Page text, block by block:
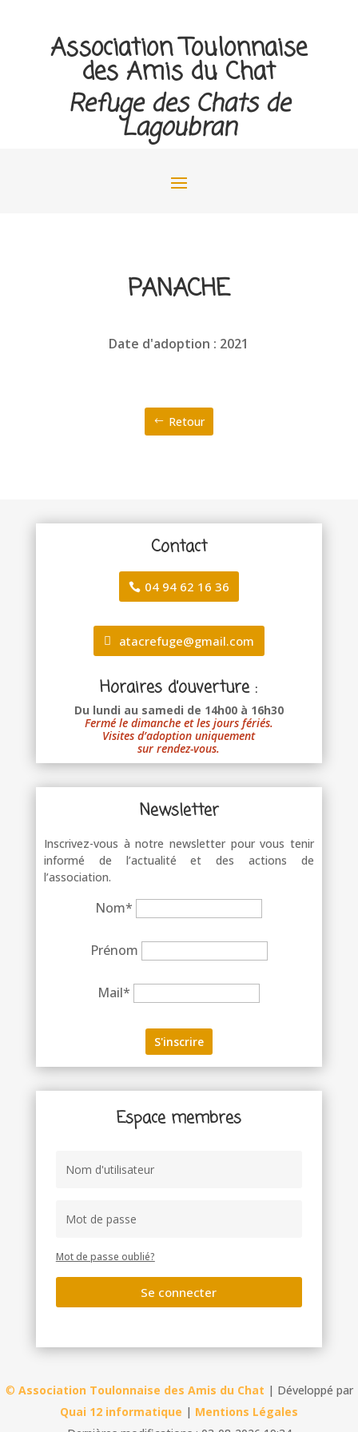
Association Toulonnaise
des Amis du Chat
Refuge des Chats de
Lagoubran
PANACHE
Date d'adoption : 2021
Retour
Contact
04 94 62 16 36
atacrefuge@gmail.com
Horaires d’ouverture :
Du lundi au samedi de 14h00 à 16h30
Fermé le dimanche et les jours fériés.
Visites d’adoption uniquement
sur rendez-vous.
Newsletter
Inscrivez-vous à notre newsletter pour vous tenir
informé de l’actualité et des actions de
l’association.
Nom*
Prénom
Mail*
Espace membres
Mot de passe oublié?
Se connecter
© Association Toulonnaise des Amis du Chat | Développé par
Quai 12 informatique | Mentions Légales